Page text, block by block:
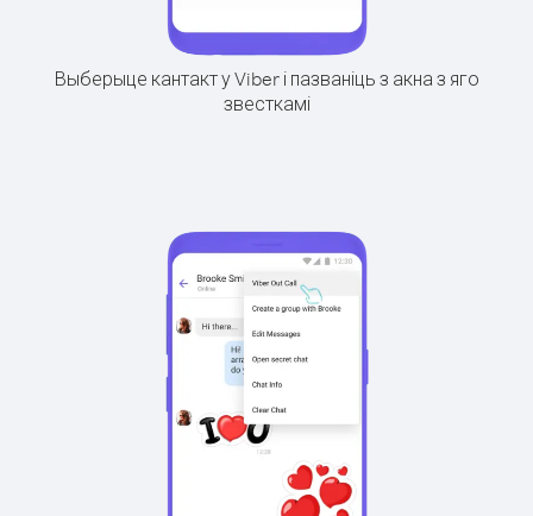
Выберыце кантакт у Viber і пазваніць з акна з яго
звесткамі